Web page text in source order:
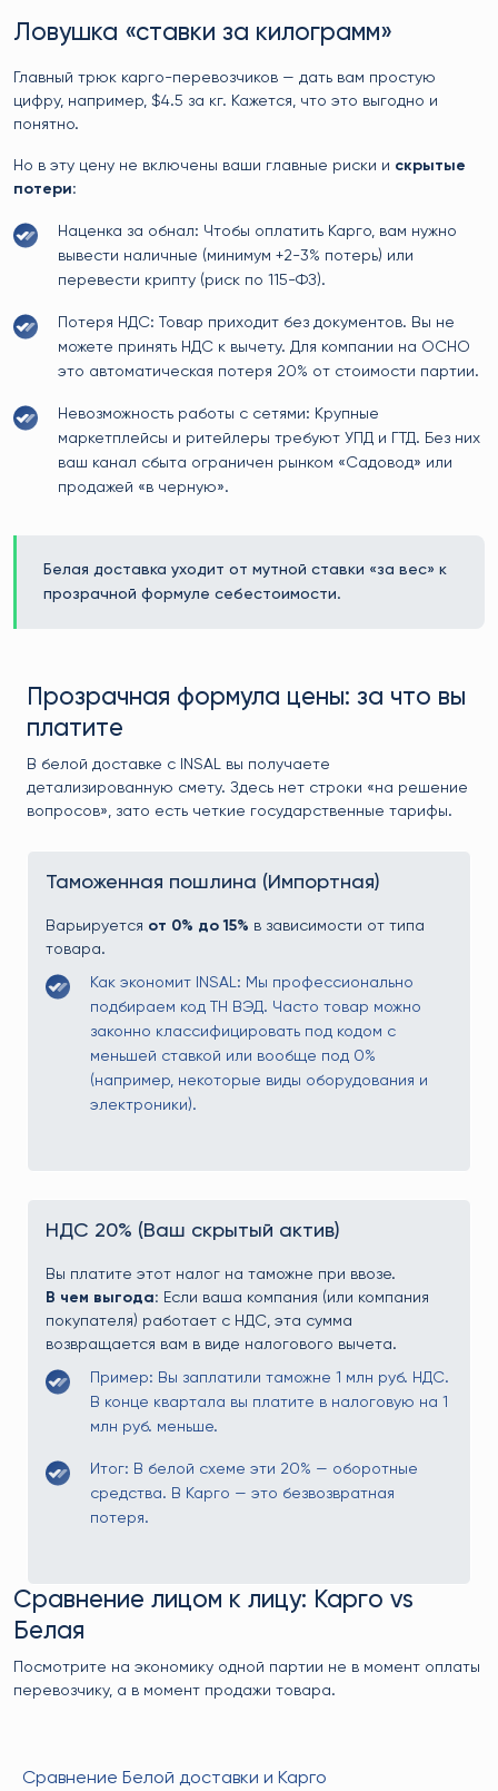
Ловушка «ставки за килограмм»
Главный трюк карго-перевозчиков — дать вам простую
цифру, например, $4.5 за кг. Кажется, что это выгодно и
понятно.
Но в эту цену не включены ваши главные риски и скрытые
потери:
Наценка за обнал: Чтобы оплатить Карго, вам нужно
вывести наличные (минимум +2-3% потерь) или
перевести крипту (риск по 115-ФЗ).
Потеря НДС: Товар приходит без документов. Вы не
можете принять НДС к вычету. Для компании на ОСНО
это автоматическая потеря 20% от стоимости партии.
Невозможность работы с сетями: Крупные
маркетплейсы и ритейлеры требуют УПД и ГТД. Без них
ваш канал сбыта ограничен рынком «Садовод» или
продажей «в черную».
Белая доставка уходит от мутной ставки «за вес» к
прозрачной формуле себестоимости.
Прозрачная формула цены: за что вы
платите
В белой доставке с INSAL вы получаете
детализированную смету. Здесь нет строки «на решение
вопросов», зато есть четкие государственные тарифы.
Таможенная пошлина (Импортная)
Варьируется от 0% до 15% в зависимости от типа
товара.
Как экономит INSAL: Мы профессионально
подбираем код ТН ВЭД. Часто товар можно
законно классифицировать под кодом с
меньшей ставкой или вообще под 0%
(например, некоторые виды оборудования и
электроники).
НДС 20% (Ваш скрытый актив)
Вы платите этот налог на таможне при ввозе.
В чем выгода: Если ваша компания (или компания
покупателя) работает с НДС, эта сумма
возвращается вам в виде налогового вычета.
Пример: Вы заплатили таможне 1 млн руб. НДС.
В конце квартала вы платите в налоговую на 1
млн руб. меньше.
Итог: В белой схеме эти 20% — оборотные
средства. В Карго — это безвозвратная
потеря.
Сравнение лицом к лицу: Карго vs
Белая
Посмотрите на экономику одной партии не в момент оплаты
перевозчику, а в момент продажи товара.
Сравнение Белой доставки и Карго